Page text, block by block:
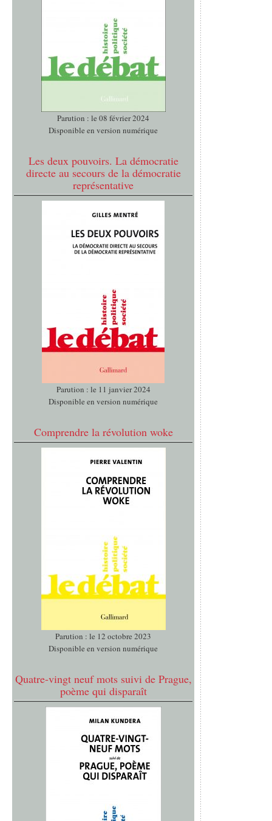
Parution : le 08 février 2024
Disponible en version numérique
Les deux pouvoirs. La démocratie
directe au secours de la démocratie
représentative
Parution : le 11 janvier 2024
Disponible en version numérique
Comprendre la révolution woke
Parution : le 12 octobre 2023
Disponible en version numérique
Quatre-vingt neuf mots suivi de Prague,
poème qui disparaît